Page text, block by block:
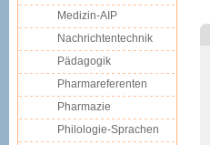
Medizin-AIP
Nachrichtentechnik
Pädagogik
Pharmareferenten
Pharmazie
Philologie-Sprachen